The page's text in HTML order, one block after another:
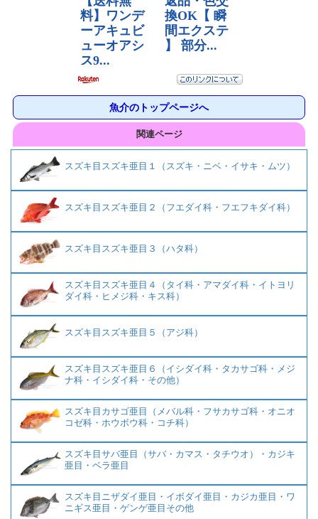
魚介のトップページへ
関連ページ
スズキ目スズキ亜目１（スズキ・ニベ・イサキ・ムツ）
スズキ目スズキ亜目２（フエダイ科・フエフキダイ科）
スズキ目スズキ亜目３（ハタ科）
スズキ目スズキ亜目４（タイ科・アマダイ科・イトヨリ
ダイ科・ヒメジ科・キス科）
スズキ目スズキ亜目５（アジ科）
スズキ目スズキ亜目６（イシダイ科・タカサゴ科・メジ
ナ科・イシダイ科・その他）
スズキ目カサゴ亜目（メバル科・フサカサゴ科・オニオ
コゼ科・ホウボウ科・コチ科）
スズキ目サバ亜目（サバ・カマス・タチウオ）・カジキ
亜目・ベラ亜目
スズキ目ニザダイ亜目・イボダイ亜目・カジカ亜目・ワ
ニギス亜目・ゲンゲ亜目その他